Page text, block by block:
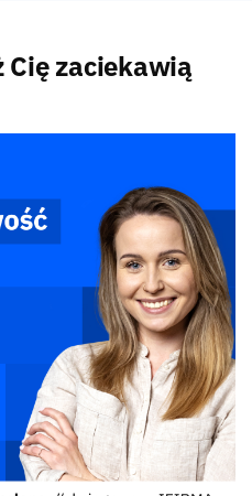
Cię zaciekawią